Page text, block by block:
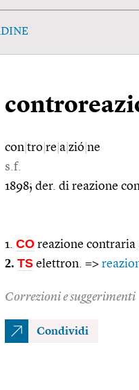
con tro re a zió ne
s.f.
1898; der. di reazione
1. CO reazione contraria
2. TS elettron. =>
Correzioni e suggerimenti
Condividi